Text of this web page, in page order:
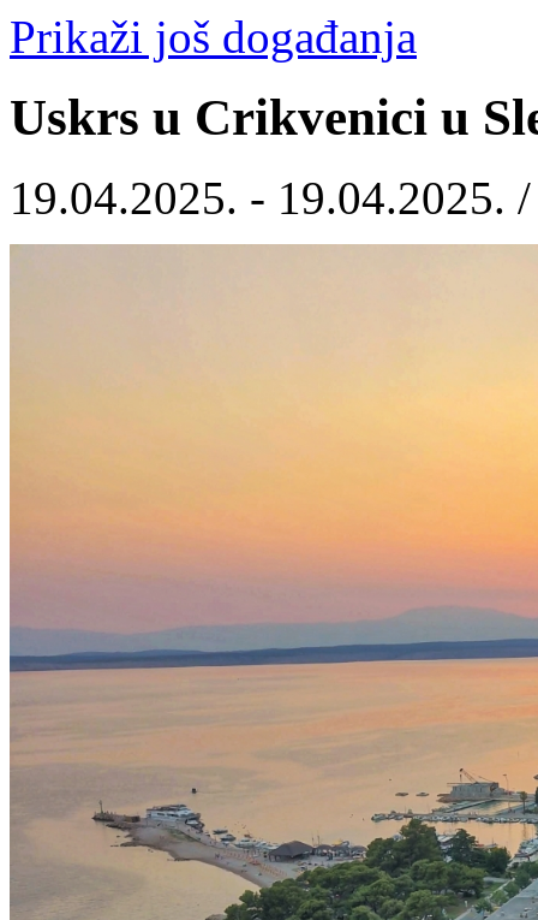
Prikaži još događanja
Uskrs u Crikvenici u
19.04.2025. - 19.04.2025.